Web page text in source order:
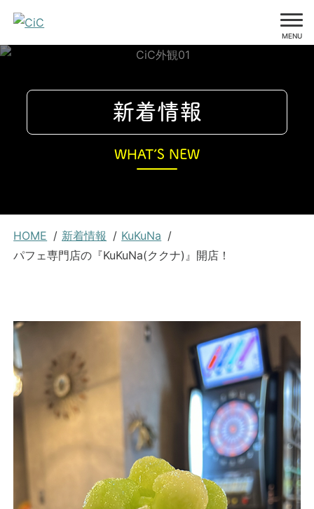
コ
ッ
MENU
新着情報
WHAT’S NEW
現
在
HOME 新着情報
KuKuNa
パフェ専門店の『KuKuNa(ククナ)』開店！